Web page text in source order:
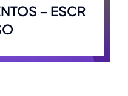
– ESCR